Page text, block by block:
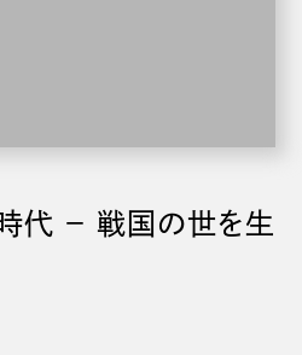
代 − 戦国の世を生